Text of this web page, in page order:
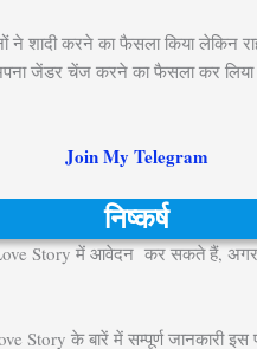
ने शादी करने का फैसला किया लेकिन
जेंडर चेंज करने का फैसला कर लिया
Join My Telegram
निष्कर्ष
Story में आवेदन कर सकते हैं, अगर
Story के बारें में सम्पूर्ण जानकारी